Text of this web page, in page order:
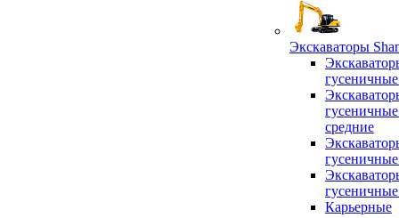
Экскаваторы
средние
Карьерные